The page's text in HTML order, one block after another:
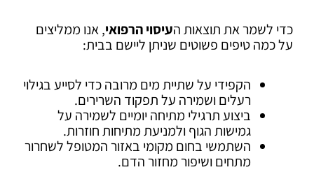
כדי לשמר את תוצאות העיסוי הרפואי, אנו ממליצים
על כמה טיפים פשוטים שניתן ליישם בבית:
הקפידי על שתיית מים מרובה כדי לסייע בגילוי
רעלים ושמירה על תפקוד השרירים.
ביצוע תרגילי מתיחה יומיים לשמירה על
גמישות הגוף ולמניעת מתיחות חוזרות.
השתמשי בחום מקומי באזור המטופל לשחרור
מתחים ושיפור מחזור הדם.